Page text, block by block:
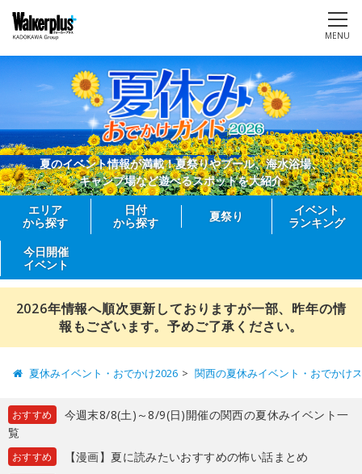
MENU
夏のイベント情報が満載！夏祭りやプール、海水浴場、
キャンプ場など遊べるスポットを大紹介
エリア
から探す
日付
から探す
夏祭り
イベント
ランキング
今日開催
イベント
2026年情報へ順次更新しておりますが一部、昨年の情
報もございます。予めご了承ください。
夏休みイベント・おでかけ2026 関西の夏休みイベント・おでかけ
おすすめ
今週末8/8(土)～8/9(日)開催の関西の夏休みイベント一
覧
おすすめ 【漫画】夏に読みたいおすすめの怖い話まとめ